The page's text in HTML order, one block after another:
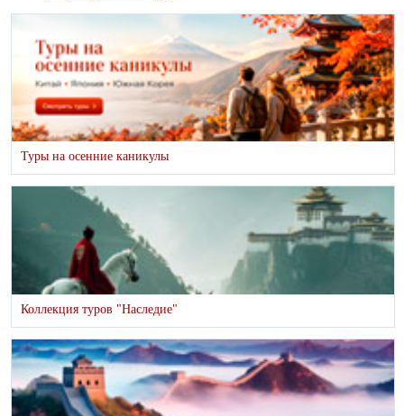
Туры на осенние каникулы
Коллекция туров "Наследие"